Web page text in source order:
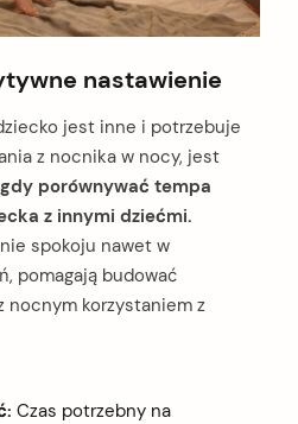
nastawienie
jest inne i potrzebuje
z nocnika w nocy, jest
porównywać tempa
z innymi dziećmi.
spokoju nawet w
pomagają budować
nocnym korzystaniem z
Czas potrzebny na